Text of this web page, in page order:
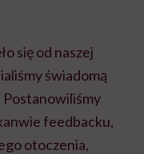
się od naszej
świadomą
feedbacku,
otoczenia,